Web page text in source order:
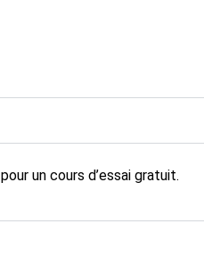
pour un cours d’essai gratuit.